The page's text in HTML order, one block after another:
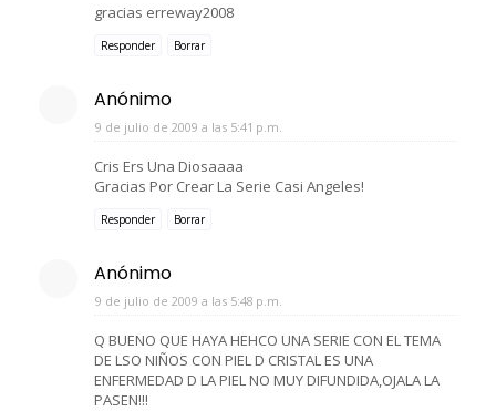
gracias erreway2008
Responder Borrar
Anónimo
9 de julio de 2009 a las 5:41 p.m.
Cris Ers Una Diosaaaa
Gracias Por Crear La Serie Casi Angeles!
Responder Borrar
Anónimo
9 de julio de 2009 a las 5:48 p.m.
Q BUENO QUE HAYA HEHCO UNA SERIE CON EL TEMA
DE LSO NIÑOS CON PIEL D CRISTAL ES UNA
ENFERMEDAD D LA PIEL NO MUY DIFUNDIDA,OJALA LA
PASEN!!!